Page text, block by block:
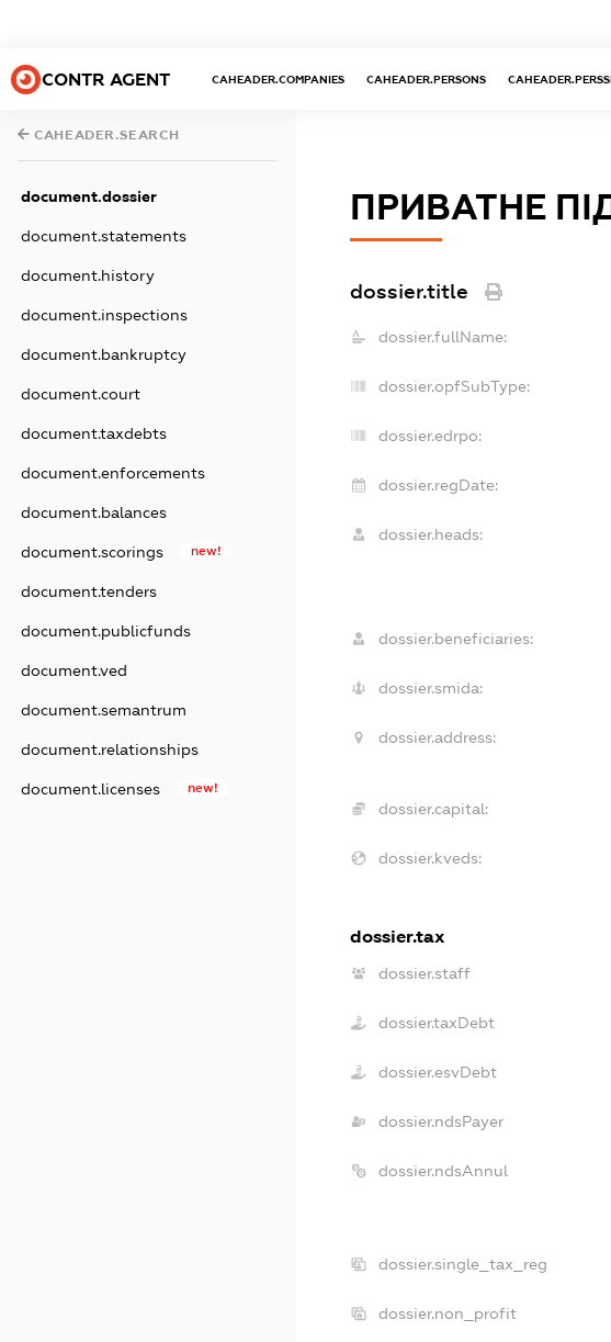
CONTR AGENT CAHEADER.COMPANIES CAHEADER.PERSONS
CAHEADER.SEARCH
document.dossier
document.statements
document.history
document.inspections
document.bankruptcy
document.court
document.taxdebts
document.enforcements
document.balances
document.scorings new!
document.tenders
document.publicfunds
document.ved
document.semantrum
document.relationships
document.licenses new!
ПРИВАТНЕ
dossier.title
dossier.fullName:
dossier.opfSubType:
dossier.edrpo:
dossier.regDate:
dossier.heads:
dossier.beneficiaries:
dossier.smida:
dossier.address:
dossier.capital:
dossier.kveds:
dossier.tax
dossier.staff
dossier.taxDebt
dossier.esvDebt
dossier.ndsPayer
dossier.ndsAnnul
dossier.single_tax_reg
dossier.non_profit